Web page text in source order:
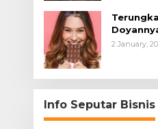
Cokelat
2 January,
Info Seputar Bisnis